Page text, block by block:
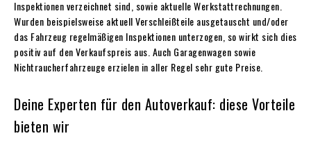
Inspektionen verzeichnet sind, sowie aktuelle Werkstattrechnungen.
Wurden beispielsweise aktuell Verschleißteile ausgetauscht und/oder
das Fahrzeug regelmäßigen Inspektionen unterzogen, so wirkt sich dies
positiv auf den Verkaufspreis aus. Auch Garagenwagen sowie
Nichtraucherfahrzeuge erzielen in aller Regel sehr gute Preise.
Deine Experten für den Autoverkauf: diese Vorteile
bieten wir